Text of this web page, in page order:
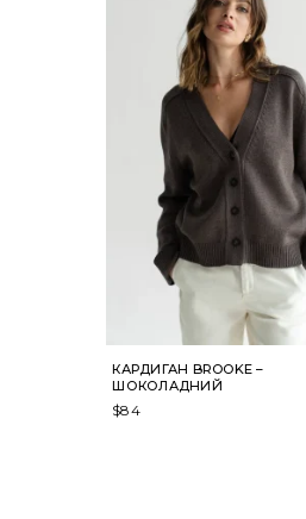
КАРДИГАН BROOKE –
ШОКОЛАДНИЙ
$84